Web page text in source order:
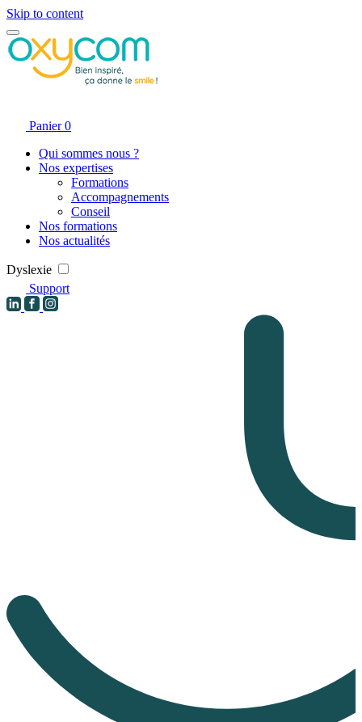
Skip to content
Panier 0
Qui sommes nous ?
Nos expertises
Formations
Accompagnements
Conseil
Nos formations
Nos actualités
Dyslexie
Support